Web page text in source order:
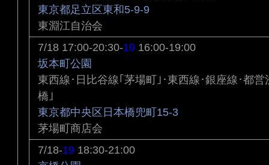
東京都足立区東和5-9-9
東淵江自治会
7/18 17:00-20:30-19 16:00-19:00
坂本町公園
東西線･日比谷線｢茅場町｣･東西線･銀座線･都営
橋｣
東京都中央区日本橋兜町15-3
茅場町商店会
7/18-19 18:30-21:00